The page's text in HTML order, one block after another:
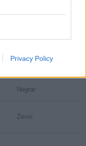
Privacy Policy
Orsago
Negrar
Zevio